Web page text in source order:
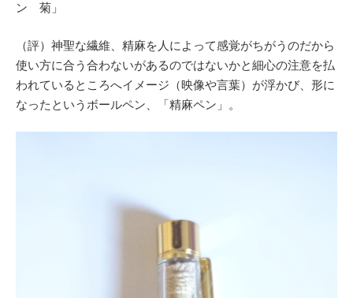
ン 菊」
（評）神聖な繊維、精麻を人によって感覚がちがうのだから
使い方に合う合わないがあるのではないかと細心の注意を払
われているところへイメージ（映像や言葉）が浮かび、形に
なったというボールペン、「精麻ペン」。